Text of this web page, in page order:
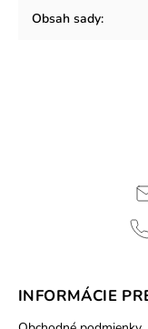
Obsah sady:
INFORMÁCIE